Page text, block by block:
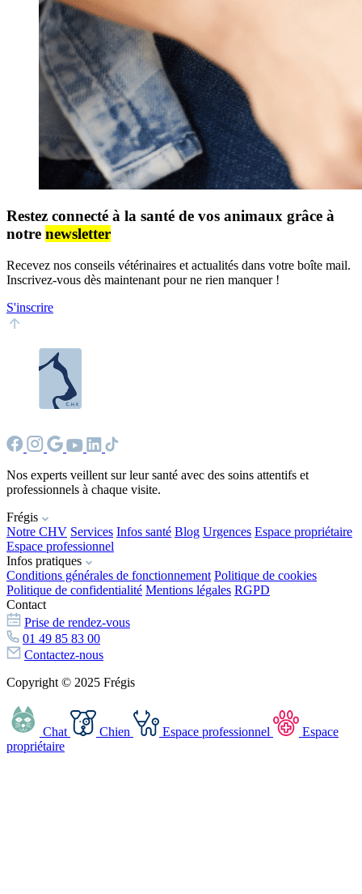
Restez connecté à la santé de vos animaux grâce à
notre newsletter
Recevez nos conseils vétérinaires et actualités dans votre boîte mail.
Inscrivez-vous dès maintenant pour ne rien manquer !
S'inscrire
Nos experts veillent sur leur santé avec des soins attentifs et
professionnels à chaque visite.
Frégis
Notre CHV Services Infos santé Blog Urgences Espace propriétaire
Espace professionnel
Infos pratiques
Conditions générales de fonctionnement Politique de cookies
Politique de confidentialité Mentions légales RGPD
Contact
Prise de rendez-vous
01 49 85 83 00
Contactez-nous
Copyright © 2025 Frégis
Chat Chien Espace professionnel
Espace
propriétaire